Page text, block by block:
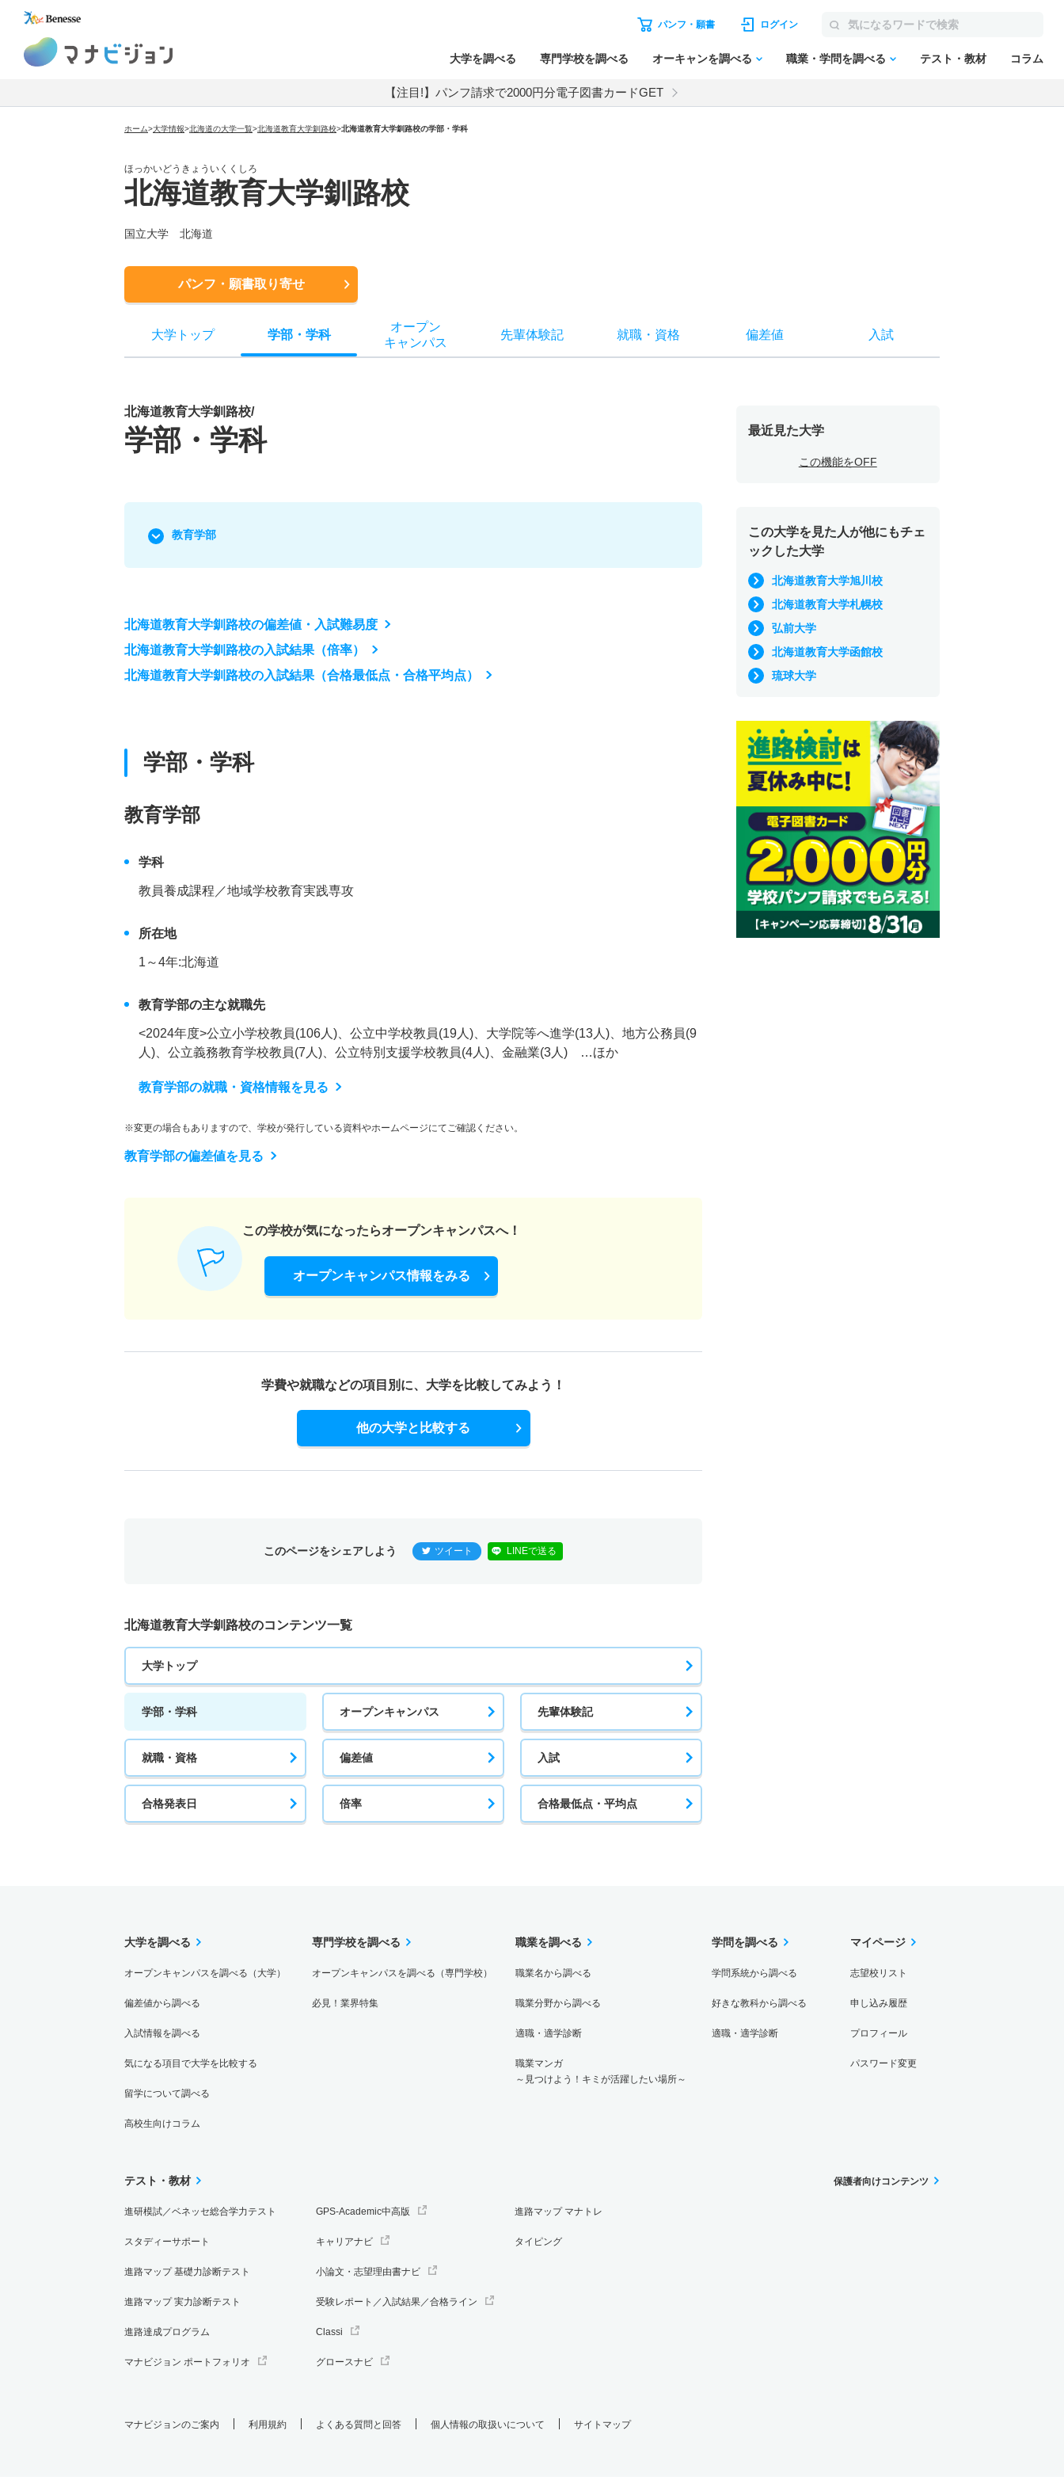
パンフ・願書 ログイン
大学を調べる 専門学校を調べる オーキャンを調べる 職業・学問を調べる テスト・教材 コラム
【注目!】パンフ請求で2000円分電子図書カードGET
ホーム>大学情報>北海道の大学一覧>北海道教育大学釧路校>北海道教育大学釧路校の学部・学科
ほっかいどうきょういくくしろ
北海道教育大学釧路校
国立大学 北海道
パンフ・願書取り寄せ
大学トップ 学部・ 学科
オープン
キャンパス
先輩体験記 就職・ 資格 偏差値 入試
北海道教育大学釧路校/
学部・学科
教育学部
北海道教育大学釧路校の偏差値・入試難易度
北海道教育大学釧路校の入試結果（倍率）
北海道教育大学釧路校の入試結果（合格最低点・合格平均点）
学部・学科
教育学部
学科
教員養成課程／地域学校教育実践専攻
所在地
1～4年:北海道
教育学部の主な就職先
<2024年度>公立小学校教員(106人)、公立中学校教員(19人)、大学院等へ進学(13人)、地方公務員(9
人)、公立義務教育学校教員(7人)、公立特別支援学校教員(4人)、金融業(3人) …ほか
教育学部の就職・資格情報を見る
※変更の場合もありますので、学校が発行している資料やホームページにてご確認ください。
教育学部の偏差値を見る
この学校が気になったらオープンキャンパスへ！
オープンキャンパス情報をみる
学費や就職などの項目別に、 大学を比較してみよう！
他の大学と比較する
このページをシェアしよう ツイート LINEで送る
北海道教育大学釧路校のコンテンツ一覧
大学トップ
学部・学科 オープンキャンパス 先輩体験記
就職・資格 偏差値 入試
合格発表日 倍率 合格最低点・平均点
最近見た大学
この機能をOFF
この大学を見た人が他にもチェ
ックした大学
北海道教育大学旭川校
北海道教育大学札幌校
弘前大学
北海道教育大学函館校
琉球大学
大学を調べる
オープンキャンパスを調べる（大学）
偏差値から調べる
入試情報を調べる
気になる項目で大学を比較する
留学について調べる
高校生向けコラム
専門学校を調べる
オープンキャンパスを調べる（専門学校）
必見！業界特集
職業を調べる
職業名から調べる
職業分野から調べる
適職・適学診断
職業マンガ
～見つけよう！キミが活躍したい場所～
学問を調べる
学問系統から調べる
好きな教科から調べる
適職・適学診断
マイページ
志望校リスト
申し込み履歴
プロフィール
パスワード変更
テスト・教材
進研模試／ベネッセ総合学力テスト
スタディーサポート
進路マップ 基礎力診断テスト
進路マップ 実力診断テスト
進路達成プログラム
マナビジョン ポートフォリオ
GPS-Academic中高版
キャリアナビ
小論文・志望理由書ナビ
受験レポート／入試結果／合格ライン
Classi
グロースナビ
進路マップ マナトレ
タイピング
保護者向けコンテンツ
マナビジョンのご案内 利用規約 よくある質問と回答 個人情報の取扱いについて サイトマップ